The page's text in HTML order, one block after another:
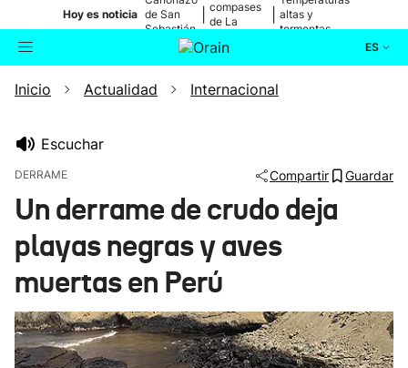
Hoy es noticia de San
Sebastián
compases
de La
altas y
tormentas
ES
Buscador Actualidad
Ikusmiran
Eguraldia
Inicio Actualidad Internacional
Escuchar
DERRAME Compartir Guardar
Un derrame de crudo deja
playas negras y aves
muertas en Perú